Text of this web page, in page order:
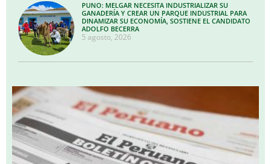
PUNO: MELGAR NECESITA INDUSTRIALIZAR SU
GANADERÍA Y CREAR UN PARQUE INDUSTRIAL PARA
DINAMIZAR SU ECONOMÍA, SOSTIENE EL CANDIDATO
ADOLFO BECERRA
5 agosto, 2026